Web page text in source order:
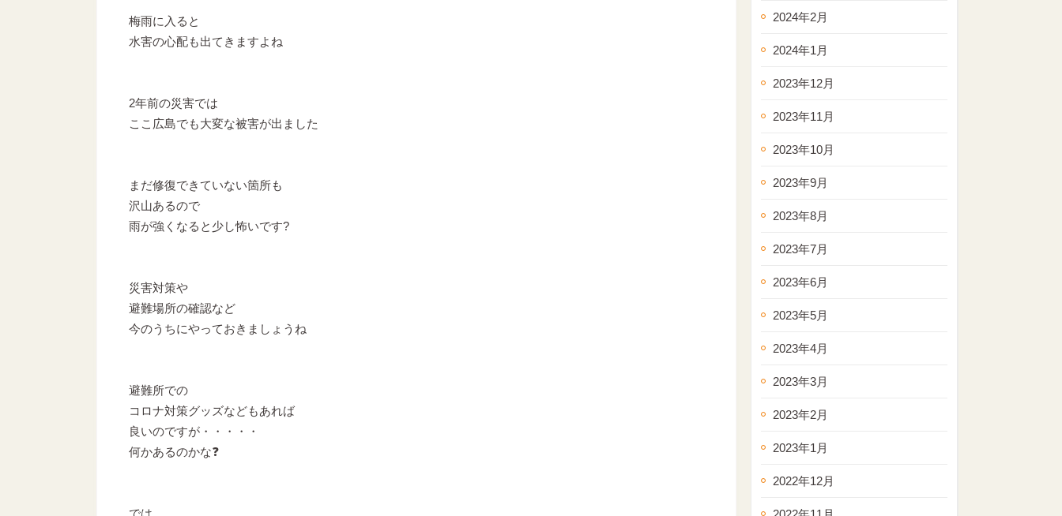
梅雨に入ると
水害の心配も出てきますよね
2年前の災害では
ここ広島でも大変な被害が出ました
まだ修復できていない箇所も
沢山あるので
雨が強くなると少し怖いです?
災害対策や
避難場所の確認など
今のうちにやっておきましょうね
避難所での
コロナ対策グッズなどもあれば
良いのですが・・・・・
何かあるのかな❓
では
2024年2月
2024年1月
2023年12月
2023年11月
2023年10月
2023年9月
2023年8月
2023年7月
2023年6月
2023年5月
2023年4月
2023年3月
2023年2月
2023年1月
2022年12月